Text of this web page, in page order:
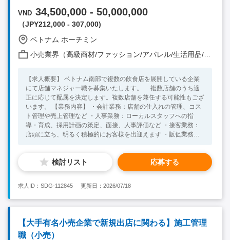
VND 34,500,000 - 50,000,000
（JPY212,000 - 307,000)
ベトナム ホーチミン
小売業界（高級商材/ファッション/アパレル/生活用品/家電 他）
【求人概要】 ベトナム南部で複数の飲食店を展開している企業
にて店舗マネジャー職を募集いたします。 複数店舗のうち適
正に応じて配属を決定します。複数店舗を兼任する可能性もござ
います。 【業務内容】 ・会計業務：店舗の仕入れの管理、コス
ト管理や売上管理など ・人事業務：ローカルスタッフへの指
導・育成、採用計画の策定、面接、人事評価など ・接客業務：
店頭に立ち、明るく積極的にお客様を出迎えます ・販促業務：
務：各種取引先との連絡や交渉など 【必須条件】 ・飲食業界で
のご経験3年以上 ・メールやExcelの基本操作が可能な方 ・日常
会話レベル以上の英語力を有する方（社内コミュニケーションや
死にコミュニケーションを取ろうと努力していただける方であれ
ば問題ありません 【歓迎条件】 ・ベトナム語日常会話レベル ・
海外勤務経験をお持ちの方 ・店舗経験のご経験 ・ベトナムに在
住されている方 【人物像】 ・自身で業務を推進できる ・明るく
社交的で、接客が好きな方 ー関連ワード 東南アジア ベトナ
ム Vietnam 南部 ホーチミン ハノイ HCM 店舗マネー
検討リスト 応募する
求人ID：SDG-112845 更新日：2026/07/18
【大手有名小売企業で新規出店に関わる】施工管理
職（小売）